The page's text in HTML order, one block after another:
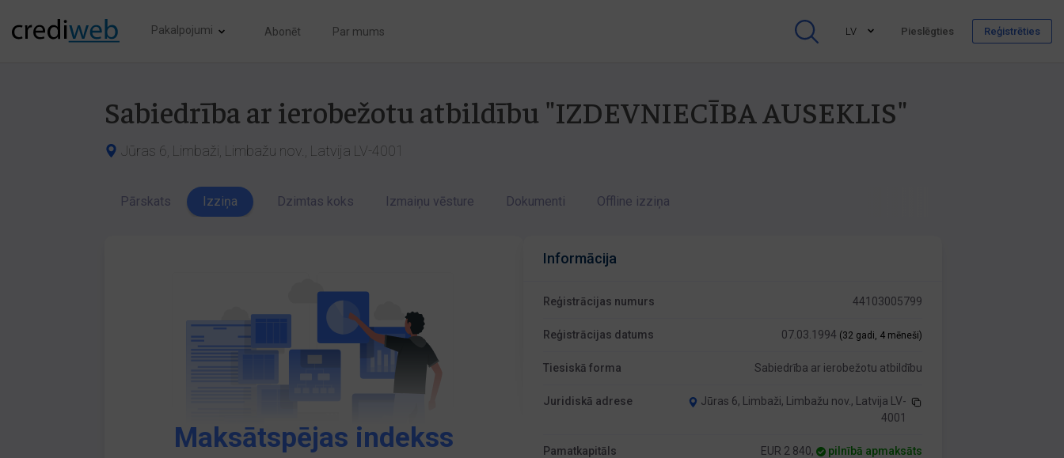
Pakalpojumi Abonēt Par mums LV Pieslēgties Reģistrēties
Sabiedrība ar ierobežotu atbildību "IZDEVNIECĪBA AUSEKLIS"
Jūras 6, Limbaži, Limbažu nov., Latvija LV-4001
Pārskats Izziņa Dzimtas koks Izmaiņu vēsture Dokumenti Offline izziņa
Maksātspējas indekss
Informācija
Reģistrācijas numurs 44103005799
Reģistrācijas datums 07.03.1994 (32 gadi, 4 mēneši)
Tiesiskā forma Sabiedrība ar ierobežotu atbildību
Juridiskā adrese
Jūras 6, Limbaži, Limbažu nov., Latvija LV-
4001
Pamatkapitāls EUR 2 840, pilnībā apmaksāts